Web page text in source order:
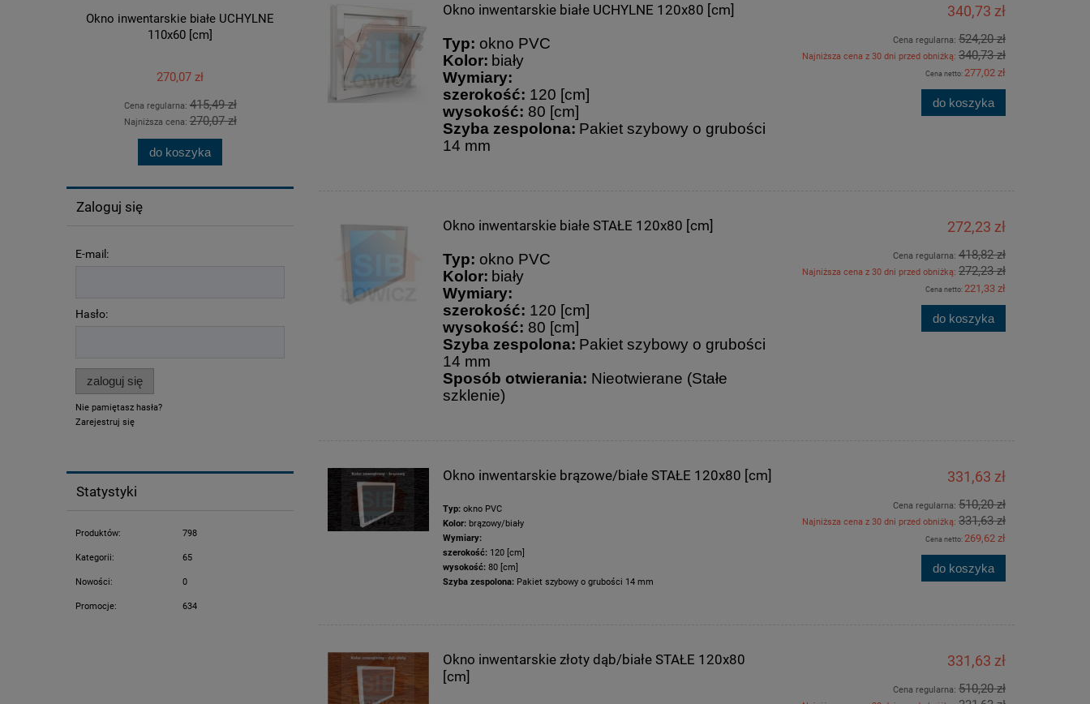
Okno inwentarskie białe UCHYLNE
110x60 [cm]
270,07 zł
Cena regularna:415,49 zł
Najniższa cena:270,07 zł
do koszyka
Okno inwentarskie białe UCHYLNE 90x40
[cm]
235,01 zł
361,55 zł
235,01 zł
Okno inwentarskie białe UCHYLNE 60x90
Cena regularna:
Najniższa cena: 247,96 zł
Okno inwentarskie białe STAŁE 100x110
Okno inwentarskie
Zaloguj się
E-mail:
Hasło:
zaloguj się
Nie pamiętasz hasła?
Zarejestruj się
Statystyki
Produktów: 798
Kategorii: 65
Nowości: 0
Promocje: 634
Okno inwentarskie białe UCHYLNE 120x80 [cm]
Typ: okno PVC
Kolor: biały
Wymiary:
szerokość: 120 [cm]
wysokość: 80 [cm]
Szyba zespolona: Pakiet szybowy o grubości
14 mm
340,73 zł
Cena regularna: 524,20 zł
Najniższa cena z 30 dni przed obniżką: 340,73 zł
Cena netto:277,02 zł
do koszyka
Okno inwentarskie białe STAŁE 120x80 [cm]
Typ: okno PVC
Kolor: biały
Wymiary:
szerokość: 120 [cm]
wysokość: 80 [cm]
Szyba zespolona: Pakiet szybowy o grubości
14 mm
Sposób otwierania: Nieotwierane (Stałe
szklenie)
272,23 zł
Cena regularna: 418,82 zł
Najniższa cena z 30 dni przed obniżką: 272,23 zł
Cena netto:221,33 zł
do koszyka
Okno inwentarskie brązowe/białe STAŁE 120x80 [cm]
Typ: okno PVC
Kolor: brązowy/biały
Wymiary:
szerokość: 120 [cm]
wysokość: 80 [cm]
Szyba zespolona: Pakiet szybowy o grubości 14 mm
331,63 zł
Cena regularna: 510,20 zł
Najniższa cena z 30 dni przed obniżką: 331,63 zł
Cena netto:269,62 zł
do koszyka
Okno inwentarskie złoty dąb/białe STAŁE 120x80
[cm]
331,63 zł
Cena regularna: 510,20 zł